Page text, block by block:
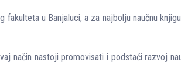
fakulteta u Banjaluci, a za najbolјu naučnu
način nastoji promovisati i podstaći razvoj